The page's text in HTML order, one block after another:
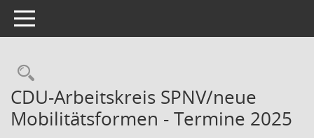
Toggle navigation
Rechercheauswahl
CDU-Arbeitskreis SPNV/neue
Mobilitätsformen - Termine 2025